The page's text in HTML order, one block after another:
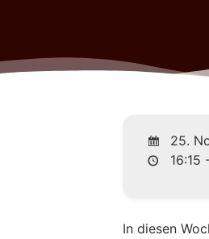
25.
16:15
In diesen